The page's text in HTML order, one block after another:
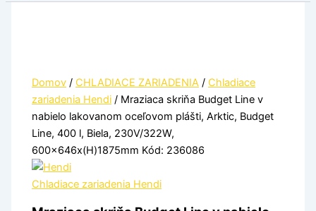
Domov / CHLADIACE ZARIADENIA / Chladiace
zariadenia Hendi / Mraziaca skriňa Budget Line v
nabielo lakovanom oceľovom plášti, Arktic, Budget
Line, 400 l, Biela, 230V/322W,
600x646x(H)1875mm Kód: 236086
Chladiace zariadenia Hendi